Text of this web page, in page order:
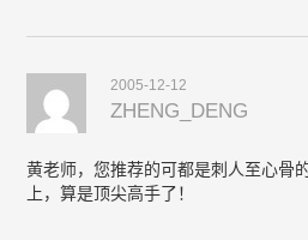
2005-12-12
ZHENG_DENG
黄老师，您推荐的可都是刺人至心骨
上，算是顶尖高手了！